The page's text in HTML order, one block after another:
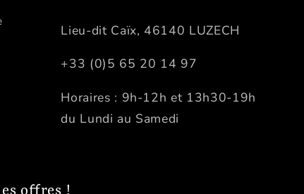
Lieu-dit Caïx, 46140 LUZECH
+33 (0)5 65 20 14 97
Horaires : 9h-12h et 13h30-19h
du Lundi au Samedi
offres !